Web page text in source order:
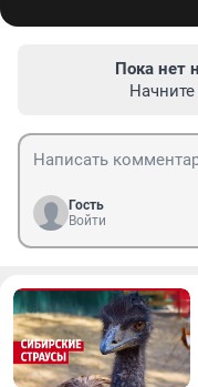
Пока нет
Гость
Войти